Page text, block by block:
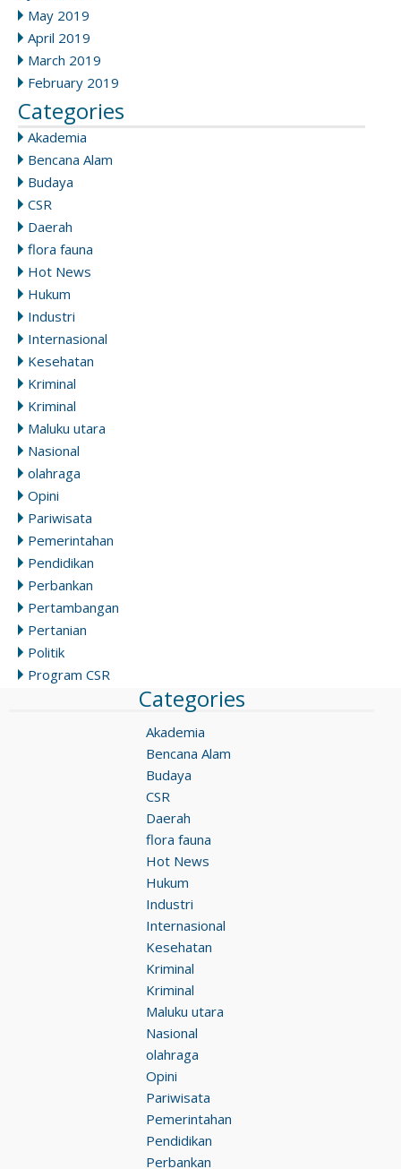
May 2019
April 2019
March 2019
February 2019
Categories
Akademia
Bencana Alam
Budaya
CSR
Daerah
flora fauna
Hot News
Hukum
Industri
Internasional
Kesehatan
Kriminal
Kriminal
Maluku utara
Nasional
olahraga
Opini
Pariwisata
Pemerintahan
Pendidikan
Perbankan
Pertambangan
Pertanian
Politik
Program CSR
Categories
Akademia
Bencana Alam
Budaya
CSR
Daerah
flora fauna
Hot News
Hukum
Industri
Internasional
Kesehatan
Kriminal
Kriminal
Maluku utara
Nasional
olahraga
Opini
Pariwisata
Pemerintahan
Pendidikan
Perbankan